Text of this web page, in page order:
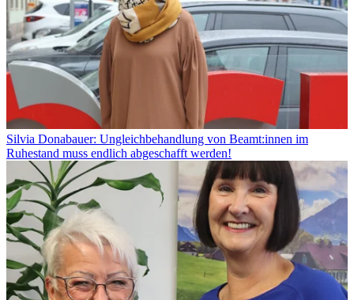
Silvia Donabauer: Ungleichbehandlung von Beamt:innen im
Ruhestand muss endlich abgeschafft werden!